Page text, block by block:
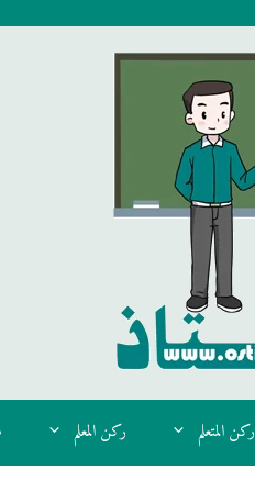
ركن المتعلم ركن المعلم